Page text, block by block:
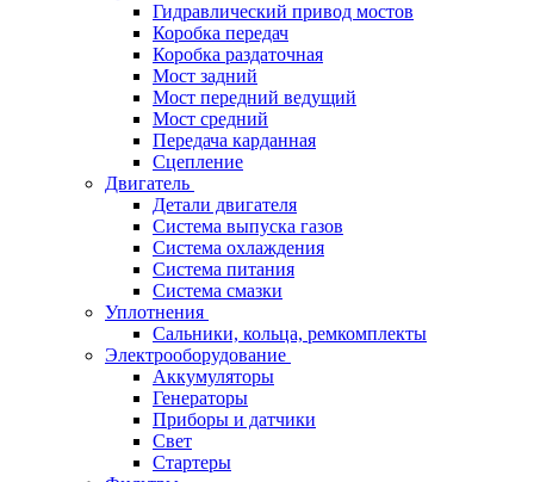
Гидравлический привод мостов
Коробка передач
Коробка раздаточная
Мост задний
Мост передний ведущий
Мост средний
Передача карданная
Сцепление
Двигатель
Детали двигателя
Система выпуска газов
Система охлаждения
Система питания
Система смазки
Уплотнения
Сальники, кольца, ремкомплекты
Электрооборудование
Аккумуляторы
Генераторы
Приборы и датчики
Свет
Стартеры